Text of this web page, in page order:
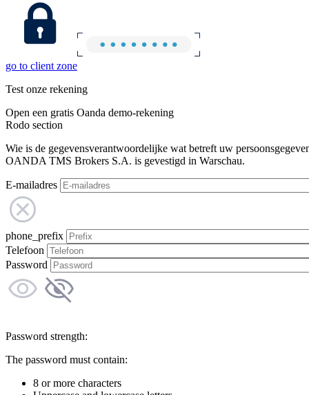
go to client zone
Test onze rekening
Open een gratis Oanda demo-rekening
Rodo section
Wie is de gegevensverantwoordelijke wat betreft uw
OANDA TMS Brokers S.A. is gevestigd in Warschau.
E-mailadres
phone_prefix
Telefoon
Password
Password strength:
The password must contain:
8 or more characters